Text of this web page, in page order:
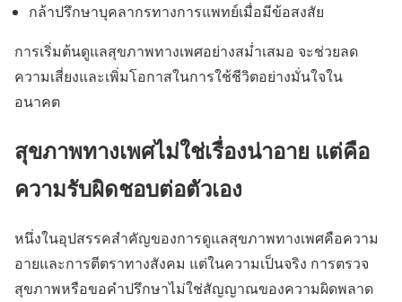
กล้าปรึกษาบุคลากรทางการแพทย์เมื่อมีข้อสงสัย
การเริ่มต้นดูแลสุขภาพทางเพศอย่างสม่ำเสมอ จะช่วยลด
ความเสี่ยงและเพิ่มโอกาสในการใช้ชีวิตอย่างมั่นใจใน
อนาคต
สุขภาพทางเพศไม่ใช่เรื่องน่าอาย แต่คือ
ความรับผิดชอบต่อตัวเอง
หนึ่งในอุปสรรคสำคัญของการดูแลสุขภาพทางเพศคือความ
อายและการตีตราทางสังคม แต่ในความเป็นจริง การตรวจ
สุขภาพหรือขอคำปรึกษาไม่ใช่สัญญาณของความผิดพลาด